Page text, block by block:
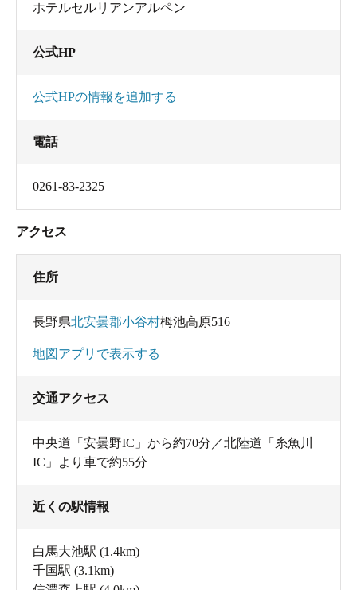
ホテルセルリアンアルペン
公式HP
公式HPの情報を追加する
電話
0261-83-2325
アクセス
住所
長野県北安曇郡小谷村栂池高原516
地図アプリで表示する
交通アクセス
中央道「安曇野IC」から約70分／北陸道「糸魚川
IC」より車で約55分
近くの駅情報
白馬大池駅 (1.4km)
千国駅 (3.1km)